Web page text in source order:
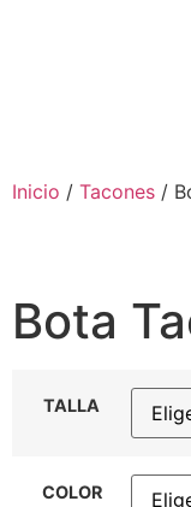
Inicio / Tacones /
Bota
TALLA
COLOR